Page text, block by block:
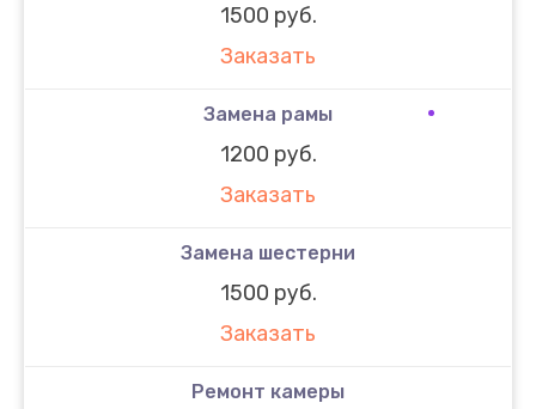
1500 руб.
Заказать
Замена рамы
1200 руб.
Заказать
Замена шестерни
1500 руб.
Заказать
Ремонт камеры